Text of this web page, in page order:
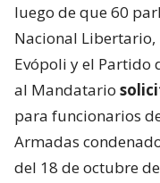
luego de que 60
Nacional Libertario,
Evópoli y el Partido
al Mandatario
para funcionarios
Armadas
del 18 de octubre